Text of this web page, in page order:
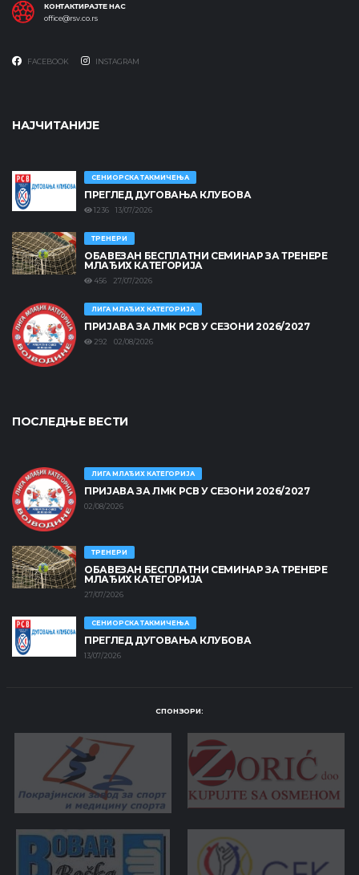
КОНТАКТИРАЈТЕ НАС
office@rsv.co.rs
FACEBOOK INSTAGRAM
НАЈЧИТАНИЈЕ
СЕНИОРСКА ТАКМИЧЕЊА
ПРЕГЛЕД ДУГОВАЊА КЛУБОВА
1236 13/07/2026
ТРЕНЕРИ
ОБАВЕЗАН БЕСПЛАТНИ СЕМИНАР ЗА ТРЕНЕРЕ
МЛАЂИХ КАТЕГОРИЈА
456 27/07/2026
ЛИГА МЛАЂИХ КАТЕГОРИЈА
ПРИЈАВА ЗА ЛМК РСВ У СЕЗОНИ 2026/2027
292 02/08/2026
ПОСЛЕДЊЕ ВЕСТИ
ЛИГА МЛАЂИХ КАТЕГОРИЈА
ПРИЈАВА ЗА ЛМК РСВ У СЕЗОНИ 2026/2027
02/08/2026
ТРЕНЕРИ
ОБАВЕЗАН БЕСПЛАТНИ СЕМИНАР ЗА ТРЕНЕРЕ
МЛАЂИХ КАТЕГОРИЈА
27/07/2026
СЕНИОРСКА ТАКМИЧЕЊА
ПРЕГЛЕД ДУГОВАЊА КЛУБОВА
13/07/2026
СПОНЗОРИ: